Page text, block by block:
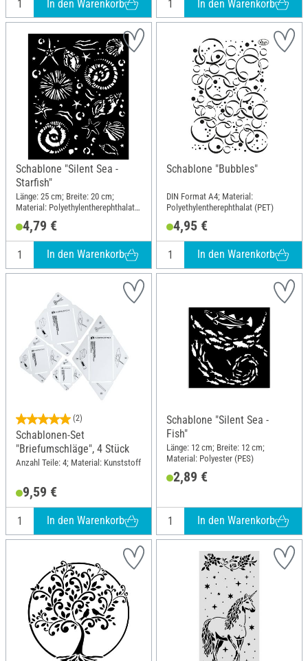
In den Warenkorb In den Warenkorb
Schablone "Silent Sea -
Starfish"
Länge: 25 cm; Breite: 20 cm;
Material: Polyethylentherephthalat
4,79 €
In den Warenkorb
Schablone "Bubbles"
DIN Format A4; Material:
Polyethylentherephthalat (PET)
4,95 €
In den Warenkorb
(2)
Schablonen-Set
"Briefumschläge", 4 Stück
Anzahl Teile: 4; Material: Kunststoff
9,59 €
In den Warenkorb
Schablone "Silent Sea -
Fish"
Länge: 12 cm; Breite: 12 cm;
Material: Polyester (PES)
2,89 €
In den Warenkorb